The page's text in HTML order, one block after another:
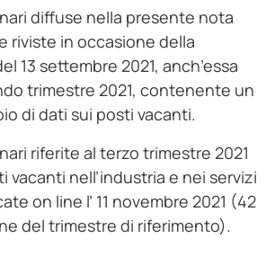
diffuse nella presente nota
riviste in occasione della
13 settembre 2021, anch’essa
trimestre 2021, contenente un
di dati sui posti vacanti.
riferite al terzo trimestre 2021
vacanti nell’industria e nei servizi
on line l’ 11 novembre 2021 (42
del trimestre di riferimento).